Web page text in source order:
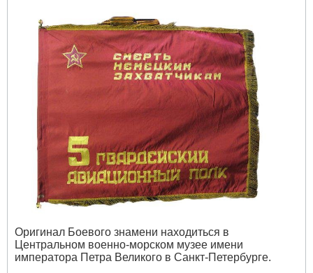
Оригинал Боевого знамени находиться в
Центральном военно-морском музее имени
императора Петра Великого в Санкт-Петербурге.